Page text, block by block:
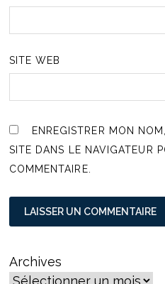
SITE WEB
ENREGISTRER MON
SITE DANS LE NAVIGATEUR
COMMENTAIRE.
Archives